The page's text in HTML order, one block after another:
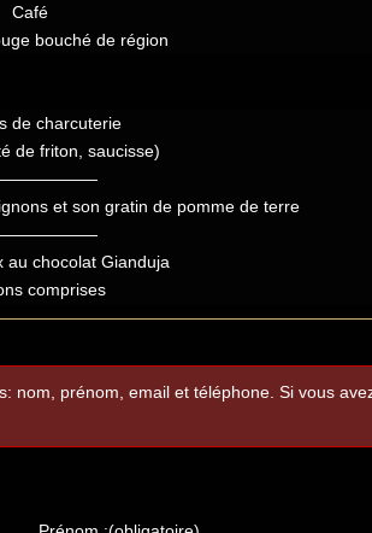
Café
bouché de région
de charcuterie
de friton, saucisse)
et son gratin de pomme de terre
au chocolat Gianduja
comprises
nom, prénom, email et téléphone. Si vous